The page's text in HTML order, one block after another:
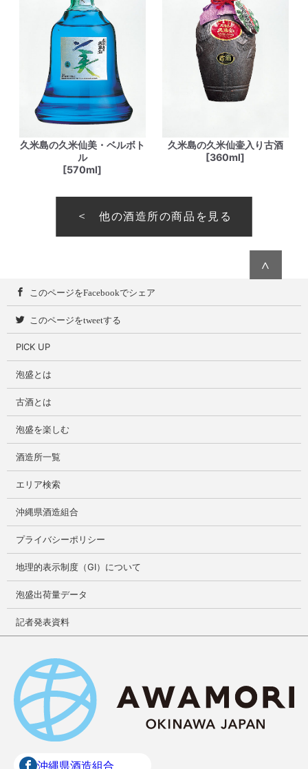
久米島の久米仙美・ベルボト
ル
[570ml]
久米島の久米仙壷入り古酒
[360ml]
他の酒造所の商品を見る
∧
このページをFacebookでシェア
このページをtweetする
PICK UP
泡盛とは
古酒とは
泡盛を楽しむ
酒造所一覧
エリア検索
沖縄県酒造組合
プライバシーポリシー
地理的表示制度（GI）について
泡盛出荷量データ
記者発表資料
沖縄県酒造組合